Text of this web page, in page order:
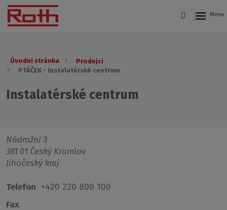
Úvodní stránka
Prodejci
PTÁČEK - Instalatérské centrum
Instalatérské centrum
Nádražní 3
381 01 Český Krumlov
Jihočeský kraj
Telefon +420 220 800 100
Fax